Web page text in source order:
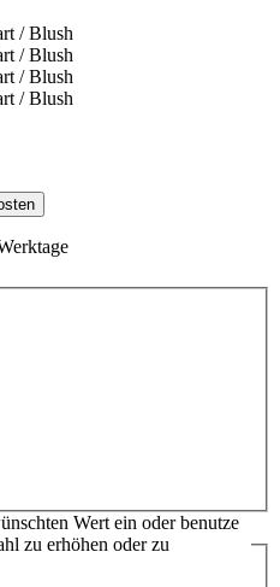
Wert ein oder benutze
zu erhöhen oder zu